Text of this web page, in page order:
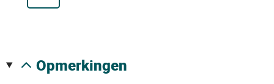
opmerkingen